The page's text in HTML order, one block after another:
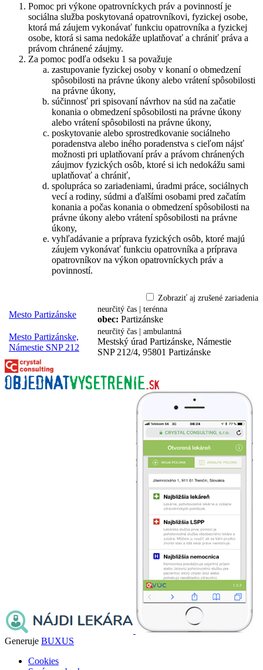
Pomoc pri výkone opatrovníckych práv a povinností je
sociálna služba poskytovaná opatrovníkovi, fyzickej osobe,
ktorá má záujem vykonávať funkciu opatrovníka a fyzickej
osobe, ktorá si sama nedokáže uplatňovať a chrániť práva a
právom chránené záujmy.
Za pomoc podľa odseku 1 sa považuje
zastupovanie fyzickej osoby v konaní o obmedzení
spôsobilosti na právne úkony alebo vrátení spôsobilosti
na právne úkony,
súčinnosť pri spisovaní návrhov na súd na začatie
konania o obmedzení spôsobilosti na právne úkony
alebo vrátení spôsobilosti na právne úkony,
poskytovanie alebo sprostredkovanie sociálneho
poradenstva alebo iného poradenstva s cieľom nájsť
možnosti pri uplatňovaní práv a právom chránených
záujmov fyzických osôb, ktoré si ich nedokážu sami
uplatňovať a chrániť,
spolupráca so zariadeniami, úradmi práce, sociálnych
vecí a rodiny, súdmi a ďalšími osobami pred začatím
konania a počas konania o obmedzení spôsobilosti na
právne úkony alebo vrátení spôsobilosti na právne
úkony,
vyhľadávanie a príprava fyzických osôb, ktoré majú
záujem vykonávať funkciu opatrovníka a príprava
opatrovníkov na výkon opatrovníckych práv a
povinností.
Zobraziť aj zrušené zariadenia
Mesto Partizánske
neurčitý čas | terénna
obec: Partizánske
Mesto Partizánske,
Námestie SNP 212
neurčitý čas | ambulantná
Mestský úrad Partizánske, Námestie
SNP 212/4, 95801 Partizánske
Generuje BUXUS
Cookies